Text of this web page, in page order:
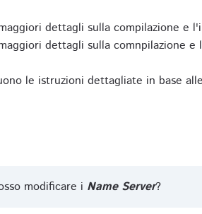
dettagli sulla compilazione e
dettagli sulla comnpilazione e
le istruzioni dettagliate in base
modificare i Name Server?